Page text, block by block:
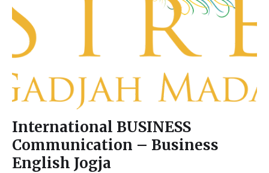
International BUSINESS
Communication – Business
English Jogja